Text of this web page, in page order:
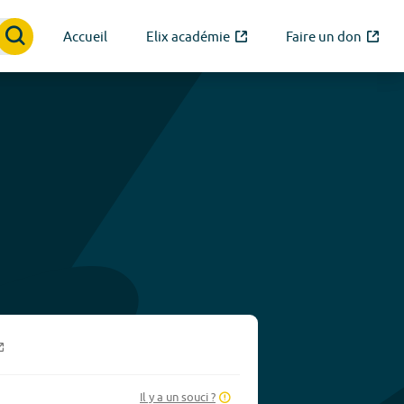
Accueil Elix académie Faire un don
Il y a un souci ?